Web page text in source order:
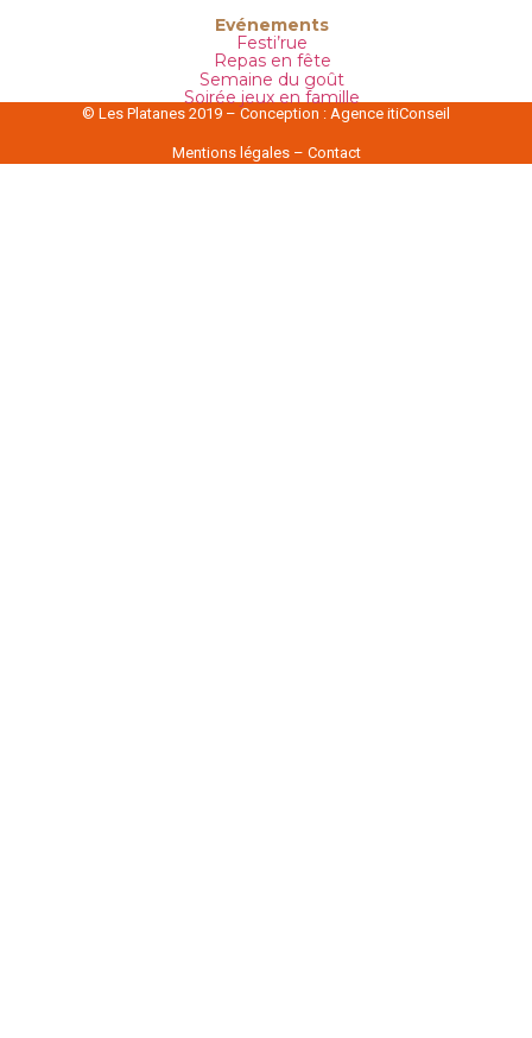
Evénements
Festi’rue
Repas en fête
Semaine du goût
Soirée jeux en famille
© Les Platanes 2019 – Conception : Agence itiConseil
Mentions légales– Contact